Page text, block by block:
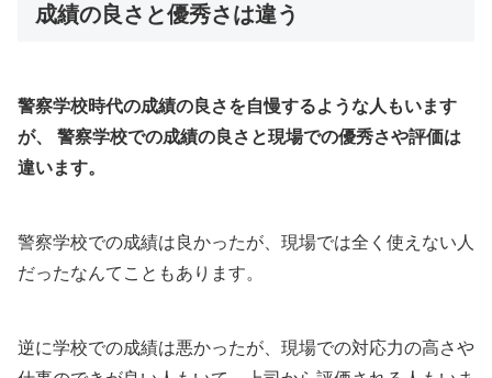
成績の良さと優秀さは違う
警察学校時代の成績の良さを自慢するような人もいます
が、 警察学校での成績の良さと現場での優秀さや評価は
違います。
警察学校での成績は良かったが、現場では全く使えない人
だったなんてこともあります。
逆に学校での成績は悪かったが、現場での対応力の高さや